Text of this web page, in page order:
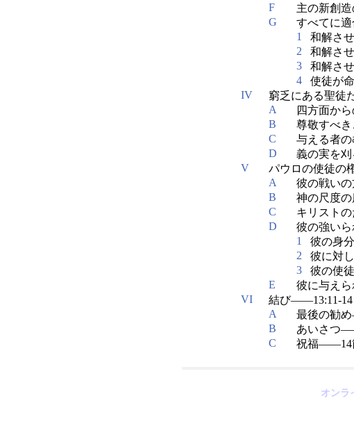
F
主の新創
G
すべてに
1
和解さ
2
和解さ
3
和解さ
4
使徒が
IV
窮乏にある聖徒
A
四方面か
B
尊敬すべ
C
与える者
D
義の実を
V
パウロの使徒の
A
彼の戦い
B
神の尺度
C
キリスト
D
彼の強い
1
彼の身
2
彼に対
3
彼の使
E
彼に与え
VI
結び――13:11-14
A
最後の勧
B
あいさつ
C
祝福――14
オンラ